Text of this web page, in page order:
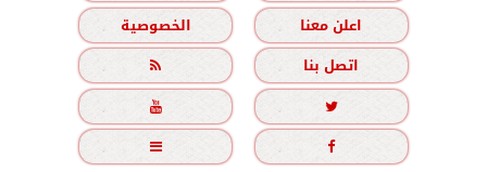
اعلن معنا
الخصوصية
اتصل بنا




